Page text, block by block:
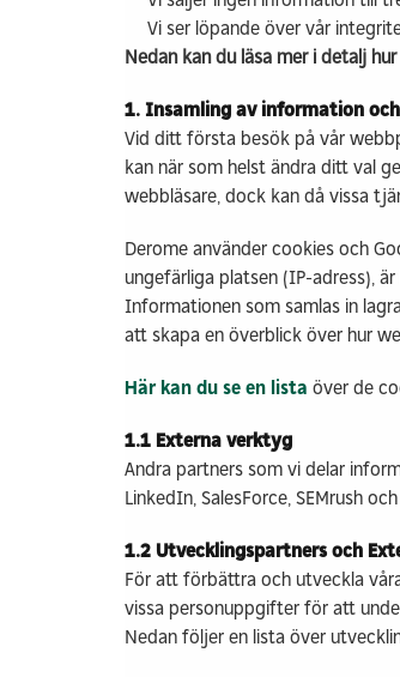
Vi ser löpande över vår
Nedan kan du läsa mer i detalj
1. Insamling av information
Vid ditt första besök på vår
kan när som helst ändra ditt val
webbläsare, dock kan då vissa
Derome använder cookies och
ungefärliga platsen (IP-adress),
Informationen som samlas in
att skapa en överblick över hur
Här kan du se en lista över de
1.1 Externa verktyg
Andra partners som vi delar
LinkedIn, SalesForce, SEMrush
1.2 Utvecklingspartners och
För att förbättra och utveckla
vissa personuppgifter för att
Nedan följer en lista över